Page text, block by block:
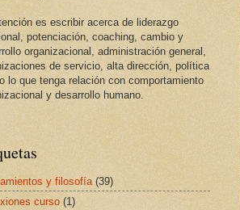
es escribir acerca de liderazgo
potenciación, coaching, cambio y
organizacional, administración general,
de servicio, alta dirección, política
lo que tenga relación con comportamiento
y desarrollo humano.
y filosofía (39)
curso (1)